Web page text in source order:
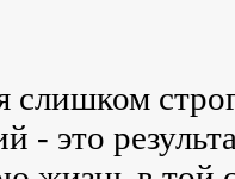
слишком
- это